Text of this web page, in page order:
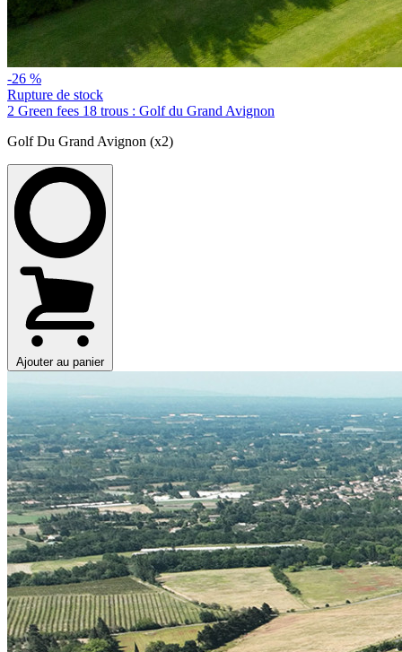
-26 %
Rupture de stock
2 Green fees 18 trous : Golf du Grand Avignon
Golf Du Grand Avignon (x2)
Ajouter au panier